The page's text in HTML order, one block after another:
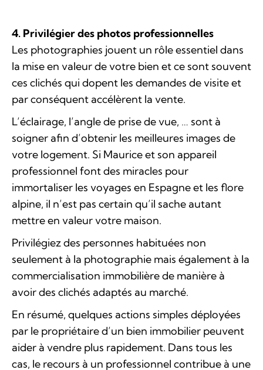
4. Privilégier des photos professionnelles
Les photographies jouent un rôle essentiel dans
la mise en valeur de votre bien et ce sont souvent
ces clichés qui dopent les demandes de visite et
par conséquent accélèrent la vente.
L’éclairage, l’angle de prise de vue, … sont à
soigner afin d’obtenir les meilleures images de
votre logement. Si Maurice et son appareil
professionnel font des miracles pour
immortaliser les voyages en Espagne et les flore
alpine, il n’est pas certain qu’il sache autant
mettre en valeur votre maison.
Privilégiez des personnes habituées non
seulement à la photographie mais également à la
commercialisation immobilière de manière à
avoir des clichés adaptés au marché.
En résumé, quelques actions simples déployées
par le propriétaire d’un bien immobilier peuvent
aider à vendre plus rapidement. Dans tous les
cas, le recours à un professionnel contribue à une